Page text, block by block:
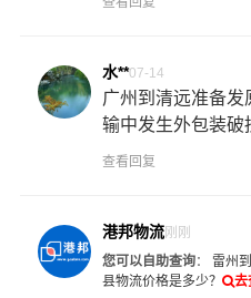
水**07-14
广州到清远准备
输中发生外包装破
查看回复
港邦物流刚刚
您可以自助查询： 雷州
县物流价格是多少？
去